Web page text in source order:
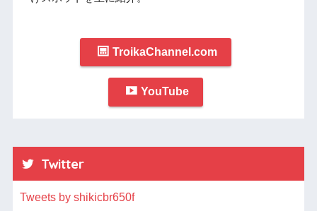
TroikaChannel.com
YouTube
Twitter
Tweets by shikicbr650f